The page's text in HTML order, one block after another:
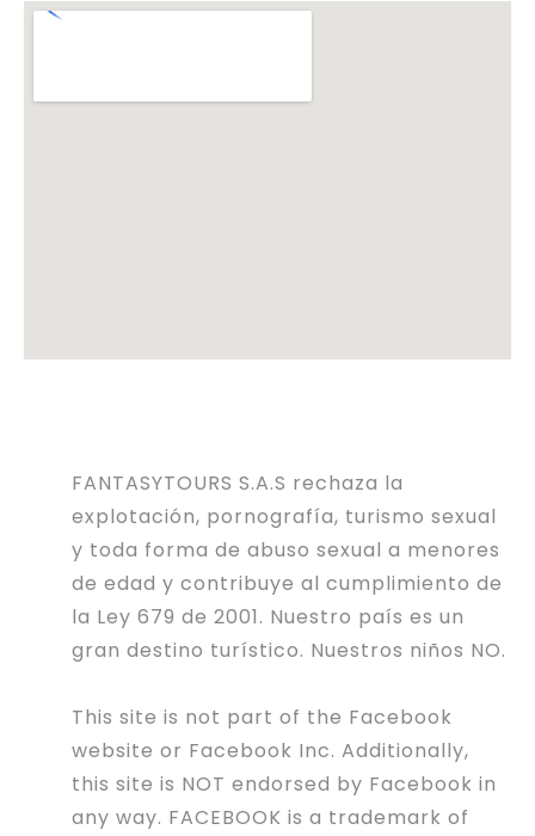
FANTASYTOURS S.A.S rechaza la
explotación, pornografía, turismo sexual
y toda forma de abuso sexual a menores
de edad y contribuye al cumplimiento de
la Ley 679 de 2001. Nuestro país es un
gran destino turístico. Nuestros niños NO.
This site is not part of the Facebook
website or Facebook Inc. Additionally,
this site is NOT endorsed by Facebook in
any way. FACEBOOK is a trademark of